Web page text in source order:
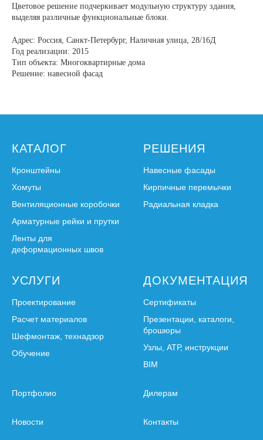
Цветовое решение подчеркивает модульную структуру здания,
выделяя различные функциональные блоки.
Адрес: Россия, Санкт-Петербург, Наличная улица, 28/16Д
Год реализации: 2015
Тип объекта: Многоквартирные дома
Решение: навесной фасад
КАТАЛОГ
Кронштейны
Хомуты
Вентиляционные коробочки
Арматурные рейки и прутки
Ленты для
деформационных швов
РЕШЕНИЯ
Навесные фасады
Кирпичные перемычки
Радиальная кладка
УСЛУГИ
Проектирование
Расчет материалов
Шефмонтаж, технадзор
Обучение
ДОКУМЕНТАЦИЯ
Сертификаты
Презентации, каталоги,
брошюры
Узлы, АТР, инструкции
BIM
Портфолио Дилерам
Новости Контакты